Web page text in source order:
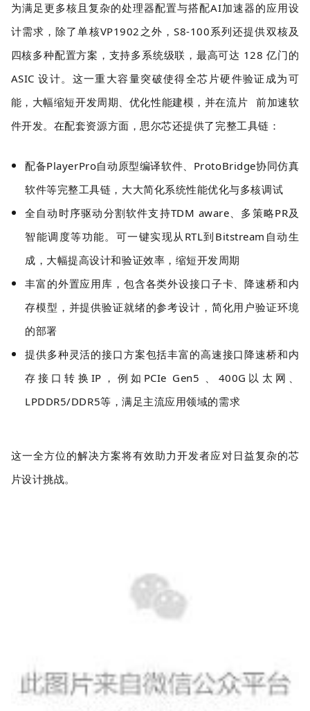
为满足更多核且复杂的处理器配置与搭配AI加速器的应用设
计需求，除了单核VP1902之外，S8-100系列还提供双核及
四核多种配置方案，支持多系统级联，最高可达 128 亿门的
ASIC 设计。这一重大容量突破使得全芯片硬件验证成为可
能，大幅缩短开发周期、优化性能建模，并在流片
前加速软
件开发。在配套资源方面，思尔芯还提供了完整工具链：
配备PlayerPro自动原型编译软件、ProtoBridge协同仿真
软件等完整工具链，大大简化系统性能优化与多核调试
全自动时序驱动分割软件支持TDM aware、多策略PR及
智能调度等功能。可一键实现从RTL到Bitstream自动生
成，大幅提高设计和验证效率，缩短开发周期
丰富的外置应用库，包含各类外设接口子卡、降速桥和内
存模型，并提供验证就绪的参考设计，简化用户验证环境
的部署
提供多种灵活的接口方案包括丰富的高速接口降速桥和内
存接口转换IP，例如PCIe Gen5 、400G以太网、
LPDDR5/DDR5等，满足主流应用领域的需求
这一全方位的解决方案将有效助力开发者应对日益复杂的芯
片设计挑战。